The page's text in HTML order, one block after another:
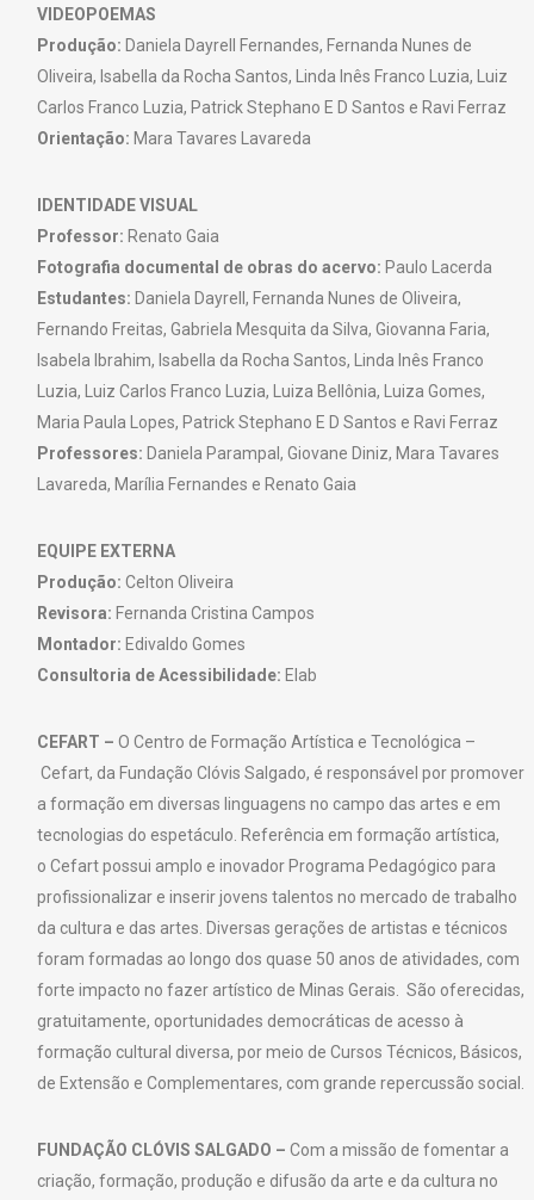
VIDEOPOEMAS
Produção: Daniela Dayrell Fernandes, Fernanda Nunes de
Oliveira, Isabella da Rocha Santos, Linda Inês Franco Luzia, Luiz
Carlos Franco Luzia, Patrick Stephano E D Santos e Ravi Ferraz
Orientação: Mara Tavares Lavareda
IDENTIDADE VISUAL
Professor: Renato Gaia
Fotografia documental de obras do acervo: Paulo Lacerda
Estudantes: Daniela Dayrell, Fernanda Nunes de Oliveira,
Fernando Freitas, Gabriela Mesquita da Silva, Giovanna Faria,
Isabela Ibrahim, Isabella da Rocha Santos, Linda Inês Franco
Luzia, Luiz Carlos Franco Luzia, Luiza Bellônia, Luiza Gomes,
Maria Paula Lopes, Patrick Stephano E D Santos e Ravi Ferraz
Professores: Daniela Parampal, Giovane Diniz, Mara Tavares
Lavareda, Marília Fernandes e Renato Gaia
EQUIPE EXTERNA
Produção: Celton Oliveira
Revisora: Fernanda Cristina Campos
Montador: Edivaldo Gomes
Consultoria de Acessibilidade: Elab
CEFART – O Centro de Formação Artística e Tecnológica –
Cefart, da Fundação Clóvis Salgado, é responsável por promover
a formação em diversas linguagens no campo das artes e em
tecnologias do espetáculo. Referência em formação artística,
o Cefart possui amplo e inovador Programa Pedagógico para
profissionalizar e inserir jovens talentos no mercado de trabalho
da cultura e das artes. Diversas gerações de artistas e técnicos
foram formadas ao longo dos quase 50 anos de atividades, com
forte impacto no fazer artístico de Minas Gerais. São oferecidas,
gratuitamente, oportunidades democráticas de acesso à
formação cultural diversa, por meio de Cursos Técnicos, Básicos,
de Extensão e Complementares, com grande repercussão social.
FUNDAÇÃO CLÓVIS SALGADO – Com a missão de fomentar a
criação, formação, produção e difusão da arte e da cultura no